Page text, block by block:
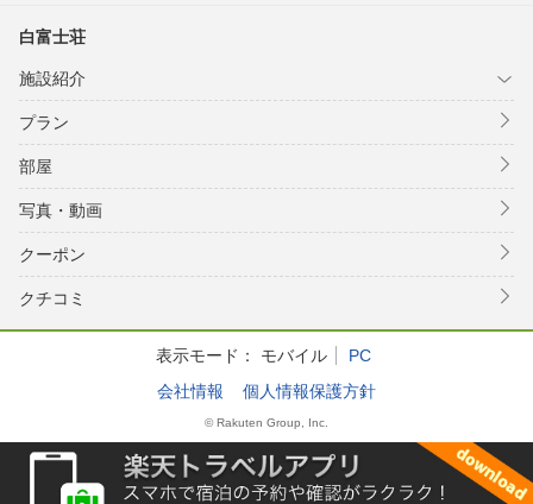
白富士荘
施設紹介
プラン
部屋
写真・動画
クーポン
クチコミ
表示モード： モバイル
PC
会社情報
個人情報保護方針
© Rakuten Group, Inc.